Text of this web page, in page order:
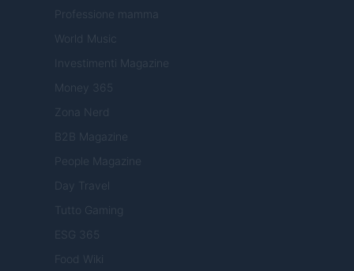
Professione mamma
World Music
Investimenti Magazine
Money 365
Zona Nerd
B2B Magazine
People Magazine
Day Travel
Tutto Gaming
ESG 365
Food Wiki